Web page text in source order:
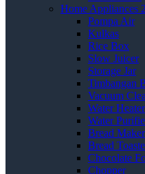
Home Appliances 2
Pompa Air
Kulkas
Rice Box
Slow Juicer
Storage Jar
Timbangan
Vacuum
Water Heater
Water
Bread Maker
Bread
Chocolate
Chopper